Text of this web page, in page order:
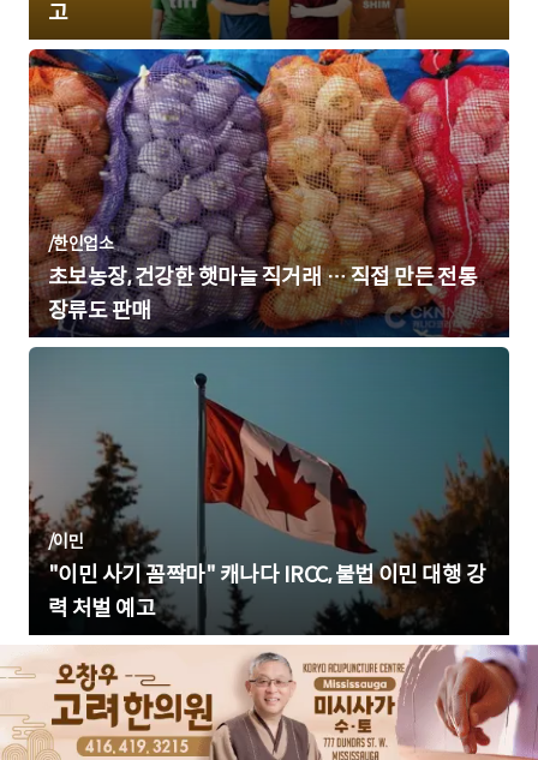
고
/한인업소
초보농장, 건강한 햇마늘 직거래 … 직접 만든 전통
장류도 판매
/이민
"이민 사기 꼼짝마" 캐나다 IRCC, 불법 이민 대행 강
력 처벌 예고